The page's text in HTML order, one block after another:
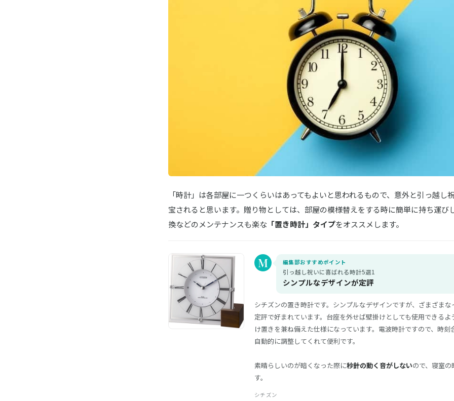
「時計」は各部屋に一つくらいはあってもよいと思われるもので、意外と引っ越し
宝されると思います。贈り物としては、部屋の模様替えをする時に簡単に持ち運び
換などのメンテナンスも楽な 「置き時計」タイプをオススメします。
編集部おすすめポイント
引っ越し祝いに喜ばれる時計5選1
シンプルなデザインが定評
シチズンの置き時計です。シンプルなデザインですが、ざまざま
定評で好まれています。台座を外せば壁掛けとしても使用できるよ
け置きを兼ね備えた仕様になっています。電波時計ですので、時刻
自動的に調整してくれて便利です。
素晴らしいのが暗くなった際に秒針の動く音がしないので、寝室
す。
シチズン